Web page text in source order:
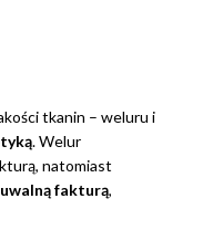
tkanin – weluru i
. Welur
natomiast
fakturą,